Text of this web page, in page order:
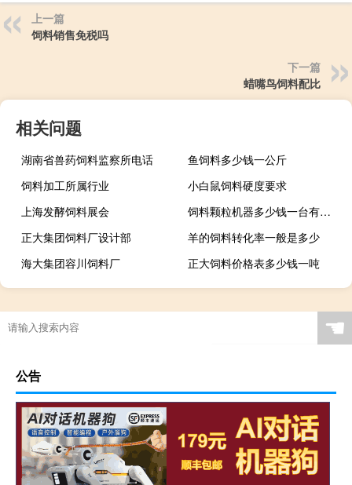
上一篇
饲料销售免税吗
下一篇
蜡嘴鸟饲料配比
相关问题
湖南省兽药饲料监察所电话
鱼饲料多少钱一公斤
饲料加工所属行业
小白鼠饲料硬度要求
上海发酵饲料展会
饲料颗粒机器多少钱一台有两相电的吗?
正大集团饲料厂设计部
羊的饲料转化率一般是多少
海大集团容川饲料厂
正大饲料价格表多少钱一吨
☚
公告